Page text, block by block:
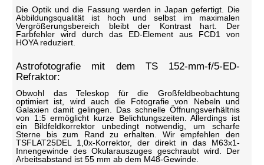
Die Optik und die Fassung werden in Japan gefertigt. Die
Abbildungsqualität ist hoch und selbst im maximalen
Vergrößerungsbereich bleibt der Kontrast hart. Der
Farbfehler wird durch das ED-Element aus FCD1 von
HOYA reduziert.
Astrofotografie mit dem TS 152-mm-f/5-ED-
Refraktor:
Obwohl das Teleskop für die Großfeldbeobachtung
optimiert ist, wird auch die Fotografie von Nebeln und
Galaxien damit gelingen. Das schnelle Öffnungsverhältnis
von 1:5 ermöglicht kurze Belichtungszeiten. Allerdings ist
ein Bildfeldkorrektor unbedingt notwendig, um scharfe
Sterne bis zum Rand zu erhalten. Wir empfehlen den
TSFLAT25DEL 1,0x-Korrektor, der direkt in das M63x1-
Innengewinde des Okularauszuges geschraubt wird. Der
Arbeitsabstand ist 55 mm ab dem M48-Gewinde.